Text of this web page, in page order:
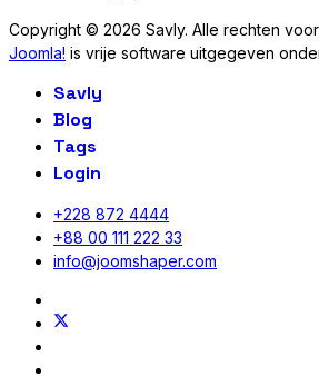
Copyright © 2026 Savly. Alle rechten
Joomla! is vrije software uitgegeven
Savly
Blog
Tags
Login
+228 872 4444
+88 00 111 222 33
info@joomshaper.com